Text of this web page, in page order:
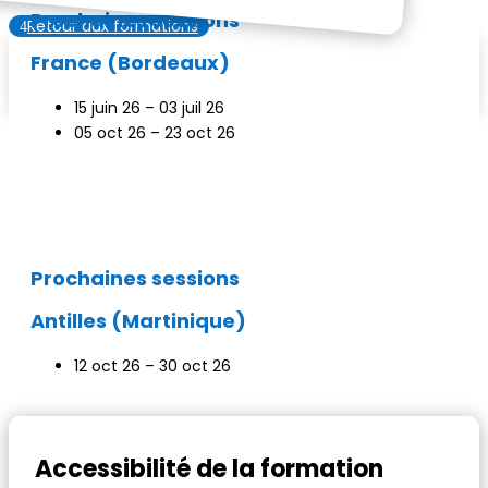
Retour aux formations
Demander un entretien
Prochaines sessions
France (Bordeaux)
15 juin 26 – 03 juil 26
05 oct 26 – 23 oct 26
Prochaines sessions
Antilles (Martinique)
12 oct 26 – 30 oct 26
Accessibilité de la formation